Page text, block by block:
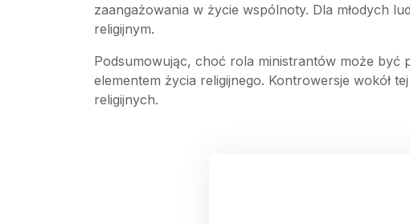
zaangażowania w życie wspólnoty. Dla młodych
religijnym.
Podsumowując, choć rola ministrantów może być
elementem życia religijnego. Kontrowersje wokół
religijnych.